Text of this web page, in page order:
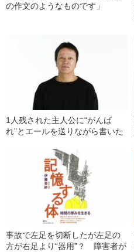
の作文のようなものです」
1人残された主人公に“がんば
れ”とエールを送りながら書いた
事故で左足を切断したが左足の
方が右足より“器用”？ 障害者が